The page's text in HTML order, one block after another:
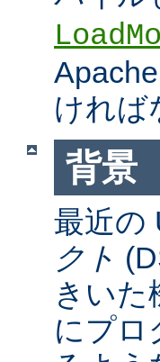
ければ
背景
最近の
クト
きいた
にプロ